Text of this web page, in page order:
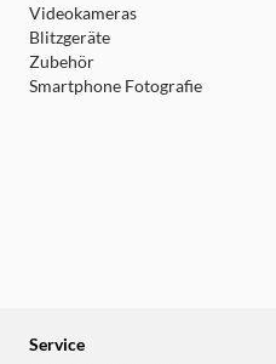
Videokameras
Blitzgeräte
Zubehör
Smartphone Fotografie
Service